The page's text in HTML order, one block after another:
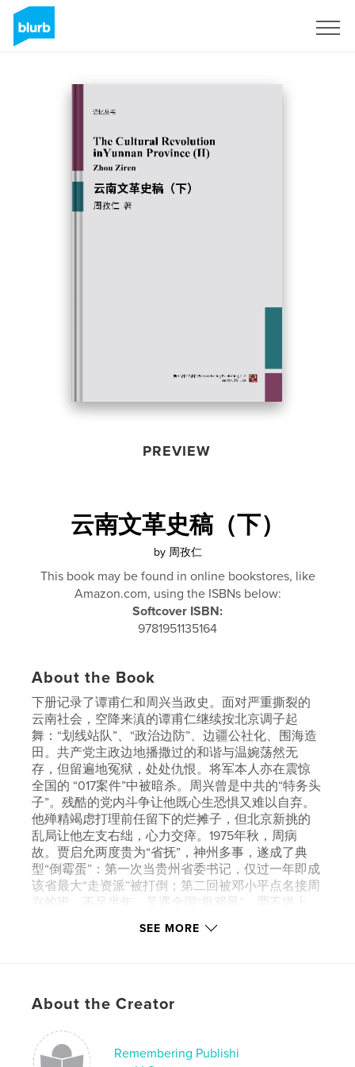
PREVIEW
云南文革史稿（下）
by 周孜仁
This book may be found in online bookstores, like
Amazon.com, using the ISBNs below:
Softcover ISBN:
9781951135164
About the Book
下册记录了谭甫仁和周兴当政史。面对严重撕裂的
云南社会，空降来滇的谭甫仁继续按北京调子起
舞：“划线站队”、“政治边防”、边疆公社化、围海造
田。共产党主政边地播撒过的和谐与温婉荡然无
存，但留遍地冤狱，处处仇恨。将军本人亦在震惊
全国的 “017案件”中被暗杀。周兴曾是中共的“特务头
子”。残酷的党内斗争让他既心生恐惧又难以自弃。
他殚精竭虑打理前任留下的烂摊子，但北京新挑的
乱局让他左支右绌，心力交瘁。1975年秋，周病
故。贾启允两度贵为“省抚”，神州多事，遂成了典
型“倒霉蛋”：第一次当贵州省委书记，仅过一年即成
该省最大“走资派”被打倒；第二回被邓小平点名接周
兴的班，不足半年，又遇全国“批邓风”，贾不堪上
仙逝后，贾的厄运终于降临。文革破产提供了全民
稍后煞尾的知青故事：四川、重庆知青的受难、上
与中共输出的革命破产同步，异域亡命者独特的遭
遇，演绎了文革最后的挽歌。
SEE MORE
About the Creator
Remembering Publishi